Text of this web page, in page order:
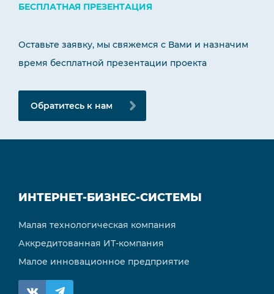
БЕСПЛАТНАЯ ПРЕЗЕНТАЦИЯ
Оставьте заявку, мы свяжемся с Вами и назначим
время бесплатной презентации проекта
Обратитесь к нам
ИНТЕРНЕТ-БИЗНЕС-СИСТЕМЫ
Малая технологическая компания
Аккредитованная ИТ-компания
Малое инновационное предприятие